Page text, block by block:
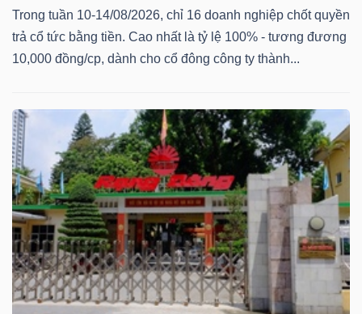
Trong tuần 10-14/08/2026, chỉ 16 doanh nghiệp chốt quyền
trả cổ tức bằng tiền. Cao nhất là tỷ lệ 100% - tương đương
10,000 đồng/cp, dành cho cổ đông công ty thành...
đạo
(-)
Tất cả Người nội bộ Người liên quan Cổ đông lớn
Tin
tức
(-)
Bài
viết
của
tác
giả